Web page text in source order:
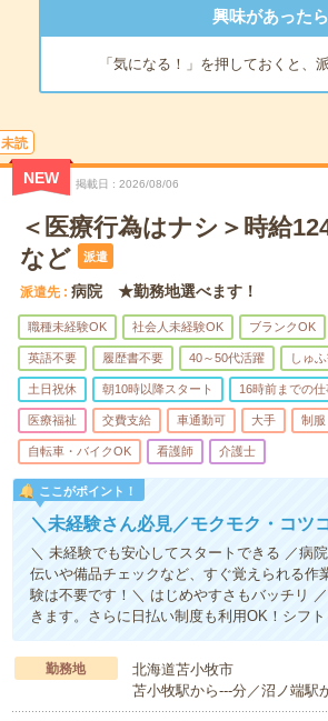
興味があった
「気になる！」を押しておくと、
未読
NEW 掲載日 2026/08/06
＜医療行為はナシ＞時給
など
派遣
派遣先 病院 ★勤務地選べます！
職種未経験OK 社会人未経験OK ブランクOK
英語不要 履歴書不要 40～50代活躍 しゅ
土日祝休 朝10時以降スタート 16時前までの仕
医療福祉 交費支給 車通勤可 大手 制服
自転車・バイクOK 看護師 介護士
ここがポイント！
＼未経験さん必見／モクモク・コツ
＼ 未経験でも安心してスタートできる ／病
伝いや備品チェックなど、すぐ覚えられる
験は不要です！＼ はじめやすさもバッチリ
きます。さらに日払い制度も利用OK！シフ
勤務地
北海道苫小牧市
苫小牧駅から---分／沼ノ端駅